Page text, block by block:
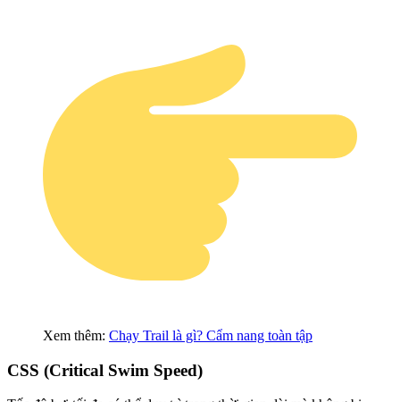
Xem thêm: Chạy Trail là gì? Cẩm nang toàn tập
CSS (Critical Swim Speed)